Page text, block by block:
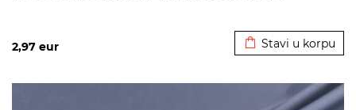
2,97 eur Stavi u korpu